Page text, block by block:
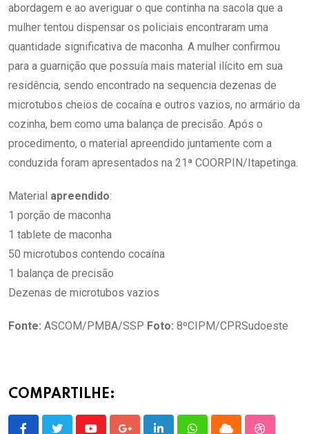
abordagem e ao averiguar o que continha na sacola que a
mulher tentou dispensar os policiais encontraram uma
quantidade significativa de maconha. A mulher confirmou
para a guarnição que possuía mais material ilícito em sua
residência, sendo encontrado na sequencia dezenas de
microtubos cheios de cocaína e outros vazios, no armário da
cozinha, bem como uma balança de precisão. Após o
procedimento, o material apreendido juntamente com a
conduzida foram apresentados na 21ª COORPIN/Itapetinga.
Material apreendido:
1 porção de maconha
1 tablete de maconha
50 microtubos contendo cocaína
1 balança de precisão
Dezenas de microtubos vazios
Fonte: ASCOM/PMBA/SSP Foto: 8ºCIPM/CPRSudoeste
COMPARTILHE: